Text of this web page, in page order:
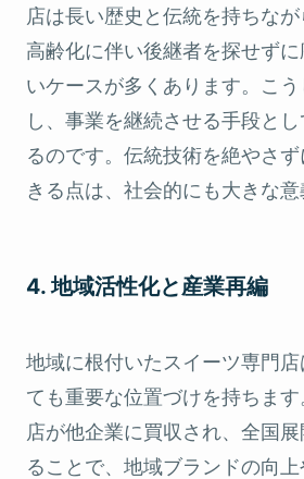
店は長い歴史と伝統を持ちな
高齢化に伴い後継者を探せず
いケースが多くあります。こ
し、事業を継続させる手段と
るのです。伝統技術を絶やさ
きる点は、社会的にも大きな意
4. 地域活性化と産業再編
地域に根付いたスイーツ専門
ても重要な位置づけを持ちま
店が他企業に買収され、全国
ることで、地域ブランドの向